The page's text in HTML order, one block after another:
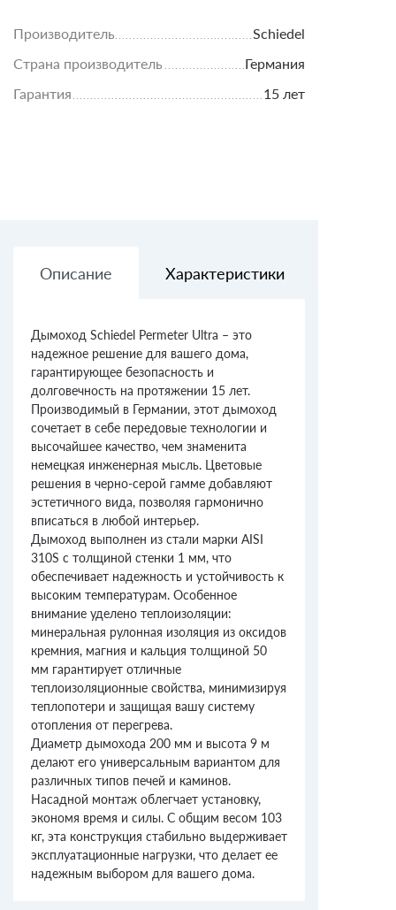
Производитель
Schiedel
Страна производитель
Германия
Гарантия
15 лет
Описание Характеристики
Дымоход Schiedel Permeter Ultra – это
надежное решение для вашего дома,
гарантирующее безопасность и
долговечность на протяжении 15 лет.
Производимый в Германии, этот дымоход
сочетает в себе передовые технологии и
высочайшее качество, чем знаменита
немецкая инженерная мысль. Цветовые
решения в черно-серой гамме добавляют
эстетичного вида, позволяя гармонично
вписаться в любой интерьер.
Дымоход выполнен из стали марки AISI
310S с толщиной стенки 1 мм, что
обеспечивает надежность и устойчивость к
высоким температурам. Особенное
внимание уделено теплоизоляции:
минеральная рулонная изоляция из оксидов
кремния, магния и кальция толщиной 50
мм гарантирует отличные
теплоизоляционные свойства, минимизируя
теплопотери и защищая вашу систему
отопления от перегрева.
Диаметр дымохода 200 мм и высота 9 м
делают его универсальным вариантом для
различных типов печей и каминов.
Насадной монтаж облегчает установку,
экономя время и силы. С общим весом 103
кг, эта конструкция стабильно выдерживает
эксплуатационные нагрузки, что делает ее
надежным выбором для вашего дома.